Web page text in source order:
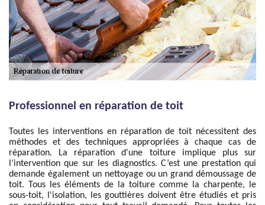
Professionnel en réparation de toit
Toutes les interventions en réparation de toit nécessitent des
méthodes et des techniques appropriées à chaque cas de
réparation. La réparation d'une toiture implique plus sur
l’intervention que sur les diagnostics. C’est une prestation qui
demande également un nettoyage ou un grand démoussage de
toit. Tous les éléments de la toiture comme la charpente, le
sous-toit, l'isolation, les gouttières doivent être étudiés et pris